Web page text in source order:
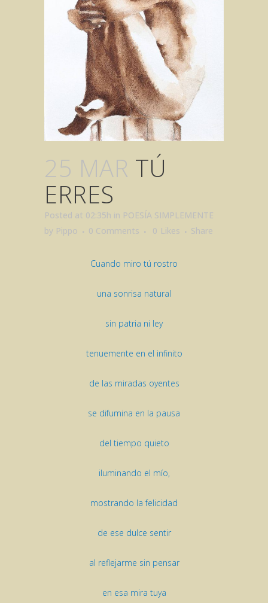
25 MAR TÚ
ERRES
Posted at 02:35h in POESÍA SIMPLEMENTE
by Pippo 0 Comments 0 Likes Share
Cuando miro tú rostro
una sonrisa natural
sin patria ni ley
tenuemente en el infinito
de las miradas oyentes
se difumina en la pausa
del tiempo quieto
iluminando el mío,
mostrando la felicidad
de ese dulce sentir
al reflejarme sin pensar
en esa mira tuya